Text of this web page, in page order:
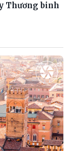
Thương binh